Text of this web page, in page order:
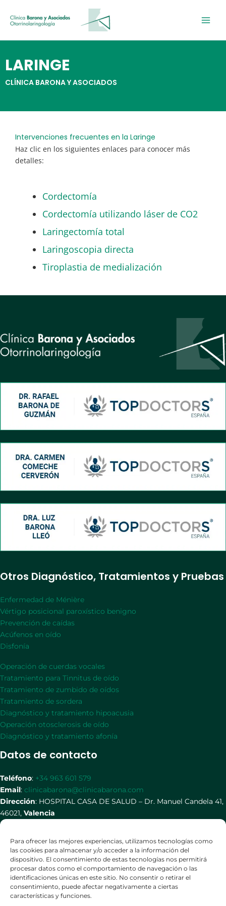
Para ofrecer las mejores experiencias, utilizamos tecnologías como
las cookies para almacenar y/o acceder a la información del
dispositivo. El consentimiento de estas tecnologías nos permitirá
procesar datos como el comportamiento de navegación o las
identificaciones únicas en este sitio. No consentir o retirar el
consentimiento, puede afectar negativamente a ciertas
características y funciones.
contenido
LARINGE
CLÍNICA BARONA Y ASOCIADOS
Intervenciones frecuentes en la Laringe
Haz clic en los siguientes enlaces para conocer más
detalles:
Cordectomía
Cordectomía utilizando láser de CO2
Laringectomía total
Laringoscopia directa
Tiroplastia de medialización
Otros Diagnóstico, Tratamientos y Pruebas
Enfermedad de Ménière
Vértigo posicional paroxístico benigno
Prevención de caídas
Acúfenos en oído
Disfonía
Operación de cuerdas vocales
Tratamiento para Tinnitus de oído
Tratamiento de zumbido de oídos
Tratamiento de sordera
Diagnóstico y tratamiento hipoacusia
Operación otosclerosis de oído
Diagnóstico y tratamiento afonía
Datos de contacto
Teléfono: +34 963 601 579
Email: clinicabarona@clinicabarona.com
Dirección: HOSPITAL CASA DE SALUD – Dr. Manuel Candela 41,
46021, Valencia
Redes Sociales